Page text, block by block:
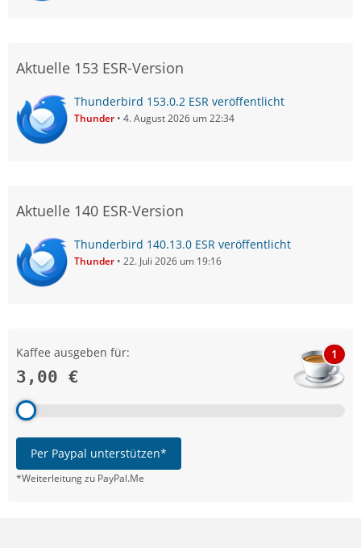
Aktuelle 153 ESR-Version
Thunderbird 153.0.2 ESR veröffentlicht
Thunder 4. August 2026 um 22:34
Aktuelle 140 ESR-Version
Thunderbird 140.13.0 ESR veröffentlicht
Thunder 22. Juli 2026 um 19:16
Kaffee ausgeben für:
3,00 €
1
Per Paypal unterstützen*
*Weiterleitung zu PayPal.Me